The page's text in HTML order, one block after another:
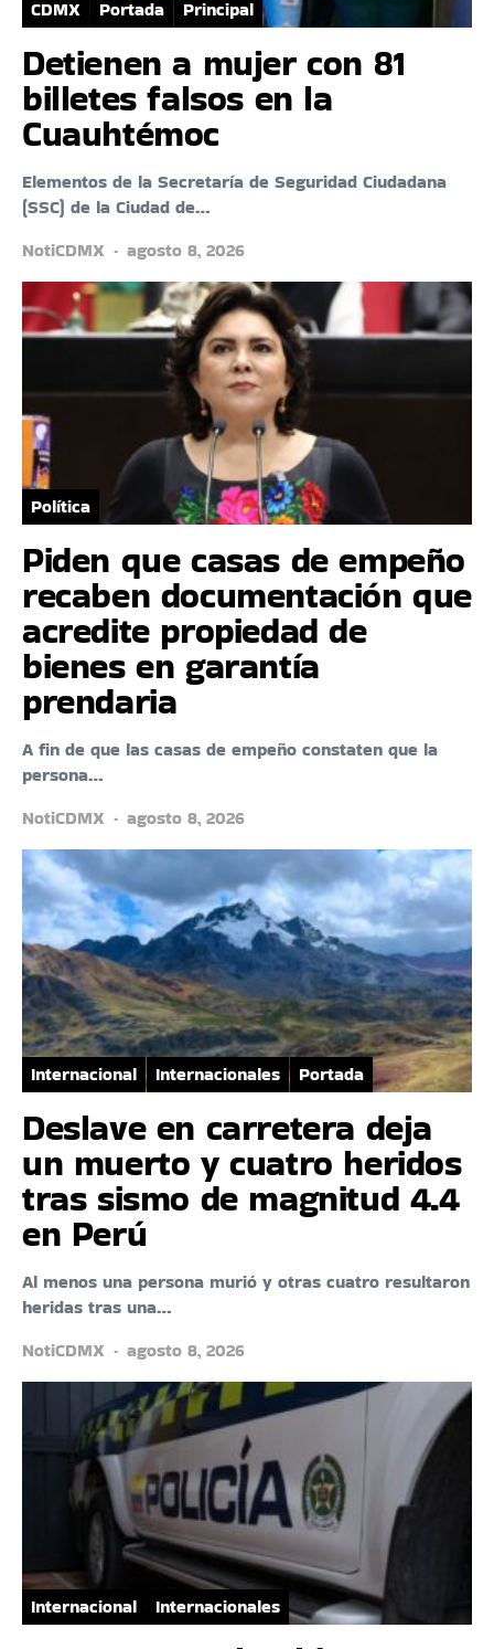
CDMX Portada Principal
Detienen a mujer con 81
billetes falsos en la
Cuauhtémoc
Elementos de la Secretaría de Seguridad Ciudadana
(SSC) de la Ciudad de…
NotiCDMX
agosto 8, 2026
Política
Piden que casas de empeño
recaben documentación que
acredite propiedad de
bienes en garantía
prendaria
A fin de que las casas de empeño constaten que la
persona…
NotiCDMX
agosto 8, 2026
Internacional Internacionales Portada
Deslave en carretera deja
un muerto y cuatro heridos
tras sismo de magnitud 4.4
en Perú
Al menos una persona murió y otras cuatro resultaron
heridas tras una…
NotiCDMX
agosto 8, 2026
Internacional Internacionales